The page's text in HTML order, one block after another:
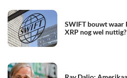
SWIFT bouwt waar
XRP nog wel nuttig?